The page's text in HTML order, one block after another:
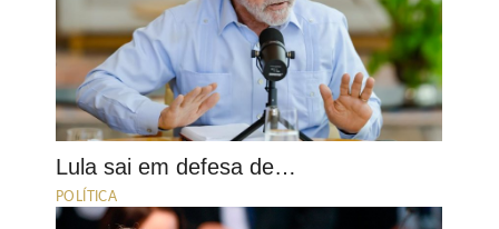
Lula sai em defesa de…
POLÍTICA